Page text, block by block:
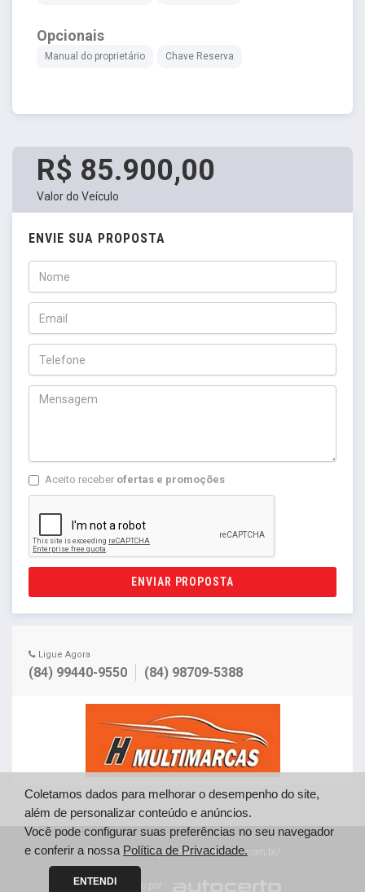
Opcionais
Manual do proprietário Chave Reserva
R$ 85.900,00
Valor do Veículo
ENVIE SUA PROPOSTA
Aceito receber ofertas e promoções
ENVIAR PROPOSTA
Ligue Agora
(84) 99440-9550 (84) 98709-5388
© Auto Mall - https://showautomall.com.br/
Desenvolvido por
Coletamos dados para melhorar o desempenho do site,
além de personalizar conteúdo e anúncios.
Você pode configurar suas preferências no seu navegador
e conferir a nossa Política de Privacidade.
ENTENDI